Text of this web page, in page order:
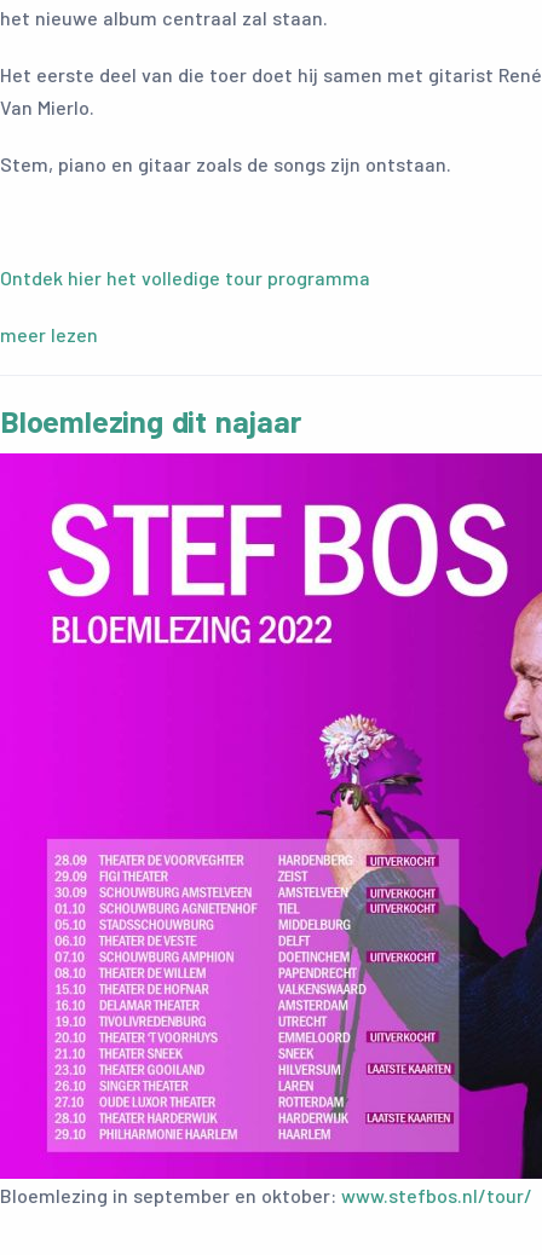
het nieuwe album centraal zal staan.
Het eerste deel van die toer doet hij samen met gitarist René
Van Mierlo.
Stem, piano en gitaar zoals de songs zijn ontstaan.
Ontdek hier het volledige tour programma
meer lezen
Bloemlezing dit najaar
Bloemlezing in september en oktober: www.stefbos.nl/tour/